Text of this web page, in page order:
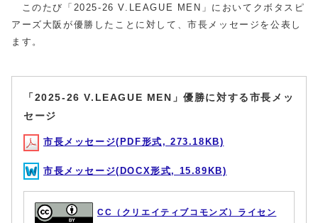
このたび「2025-26 V.LEAGUE MEN」においてクボタスピ
アーズ大阪が優勝したことに対して、市長メッセージを公表し
ます。
「2025-26 V.LEAGUE MEN」優勝に対する市長メッ
セージ
市長メッセージ(PDF形式, 273.18KB)
市長メッセージ(DOCX形式, 15.89KB)
CC（クリエイティブコモンズ）ライセン